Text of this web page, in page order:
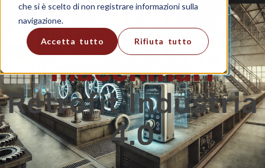
che si è scelto di non registrare informazioni sulla
navigazione.
Accetta tutto Rifiuta tutto
siLIMS – software per il laboratorio
Lunga vita ai
macchinari
Retrofit Industria
4.0
siLIMS – software per il laboratorio